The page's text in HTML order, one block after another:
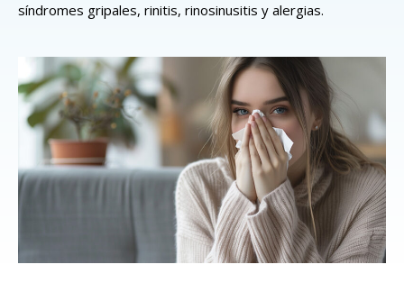
síndromes gripales, rinitis, rinosinusitis y alergias.